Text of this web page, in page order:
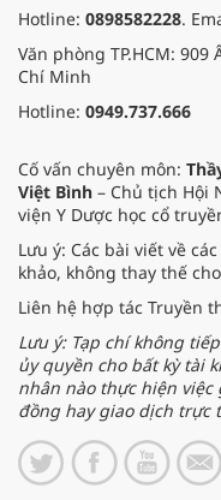
Hotline: 0898582228.
Văn phòng TP.HCM: 909
Chí Minh
Hotline: 0949.737.666
Cố vấn chuyên môn:
Việt Bình – Chủ tịch Hội
viện Y Dược học cổ
Lưu ý: Các bài viết về
khảo, không thay thế
Liên hệ hợp tác Truyền
Lưu ý: Tạp chí không
ủy quyền cho bất kỳ tài
nhân nào thực hiện việc
đồng hay giao dịch trực